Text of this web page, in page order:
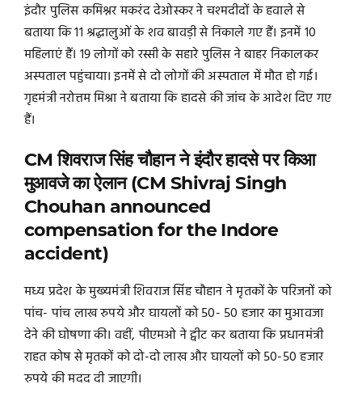
इंदौर पुलिस कमिश्नर मकरंद देओस्कर ने चश्मदीदों के हवाले से
बताया कि 11 श्रद्धालुओं के शव बावड़ी से निकाले गए हैं। इनमें 10
महिलाएं हैं। 19 लोगों को रस्सी के सहारे पुलिस ने बाहर निकालकर
अस्पताल पहुंचाया। इनमें से दो लोगों की अस्पताल में मौत हो गई।
गृहमंत्री नरोत्तम मिश्रा ने बताया कि हादसे की जांच के आदेश दिए गए
हैं।
CM शिवराज सिंह चौहान ने इंदौर हादसे पर किआ
मुआवजे का ऐलान (CM Shivraj Singh
Chouhan announced
compensation for the Indore
accident)
मध्य प्रदेश के मुख्यमंत्री शिवराज सिंह चौहान ने मृतकों के परिजनों को
पांच- पांच लाख रुपये और घायलों को 50- 50 हजार का मुआवजा
देने की घोषणा की। वहीं, पीएमओ ने ट्वीट कर बताया कि प्रधानमंत्री
राहत कोष से मृतकों को दो-दो लाख और घायलों को 50-50 हजार
रुपये की मदद दी जाएगी।